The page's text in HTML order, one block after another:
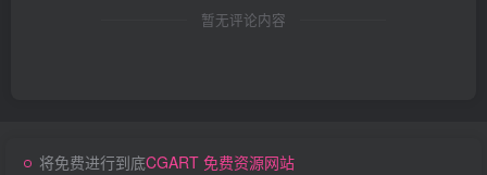
暂无评论内容
将免费进行到底CGART 免费资源网站